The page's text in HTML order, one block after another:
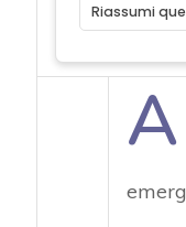
Riassumi
A